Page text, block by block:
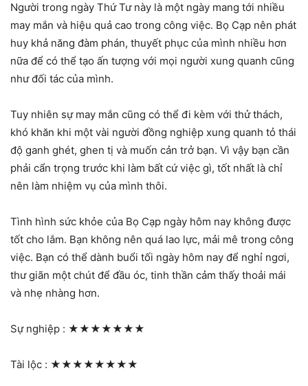
Người trong ngày Thứ Tư này là một ngày mang tới nhiều
may mắn và hiệu quả cao trong công việc. Bọ Cạp nên phát
huy khả năng đàm phán, thuyết phục của mình nhiều hơn
nữa để có thể tạo ấn tượng với mọi người xung quanh cũng
như đối tác của mình.
Tuy nhiên sự may mắn cũng có thể đi kèm với thử thách,
khó khăn khi một vài người đồng nghiệp xung quanh tỏ thái
độ ganh ghét, ghen tị và muốn cản trở bạn. Vì vậy bạn cần
phải cẩn trọng trước khi làm bất cứ việc gì, tốt nhất là chỉ
nên làm nhiệm vụ của mình thôi.
Tình hình sức khỏe của Bọ Cạp ngày hôm nay không được
tốt cho lắm. Bạn không nên quá lao lực, mải mê trong công
việc. Bạn có thể dành buổi tối ngày hôm nay để nghỉ ngơi,
thư giãn một chút để đầu óc, tinh thần cảm thấy thoải mái
và nhẹ nhàng hơn.
Sự nghiệp : ★★★★★★★
Tài lộc : ★★★★★★★★